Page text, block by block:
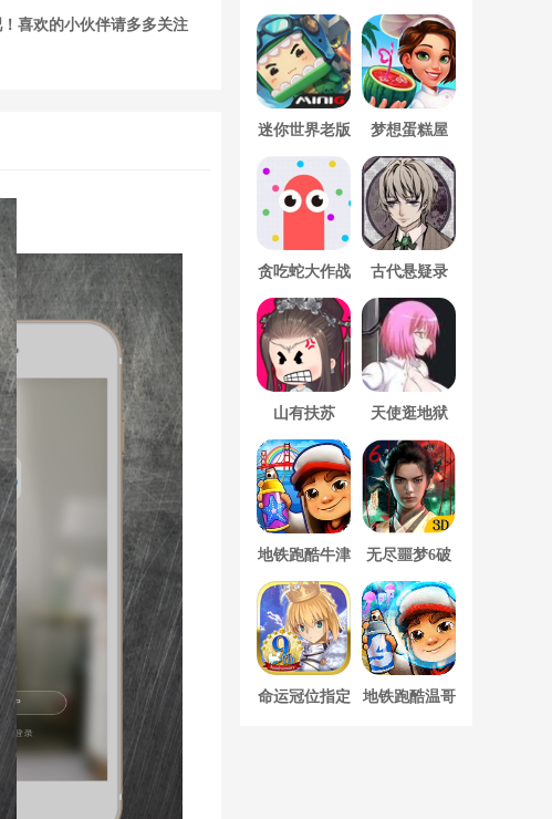
喜欢的小伙伴请多多关注 版无限金币钻
石内置菜单
维加斯新触控
内置菜单版
迷你世界老版
本下载
梦想蛋糕屋
贪吃蛇大作战
破解版
古代悬疑录
山有扶苏 天使逛地狱
地铁跑酷牛津
版内置菜单
无尽噩梦6破
解版内置菜单
MOD修改器
命运冠位指定 地铁跑酷温哥